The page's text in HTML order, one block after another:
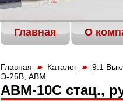
Главная О
Главная Каталог 9.1
Э-25В, АВМ
АВМ-10С стац.,